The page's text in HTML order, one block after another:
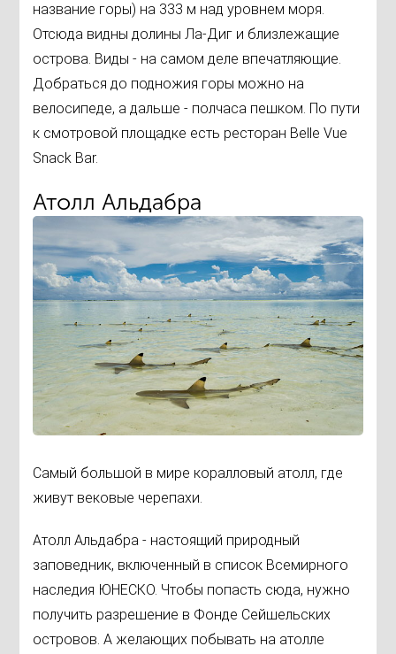
название горы) на 333 м над уровнем моря.
Отсюда видны долины Ла-Диг и близлежащие
острова. Виды - на самом деле впечатляющие.
Добраться до подножия горы можно на
велосипеде, а дальше - полчаса пешком. По пути
к смотровой площадке есть ресторан Belle Vue
Snack Bar.
Атолл Альдабра
Самый большой в мире коралловый атолл, где
живут вековые черепахи.
Атолл Альдабра - настоящий природный
заповедник, включенный в список Всемирного
наследия ЮНЕСКО. Чтобы попасть сюда, нужно
получить разрешение в Фонде Сейшельских
островов. А желающих побывать на атолле